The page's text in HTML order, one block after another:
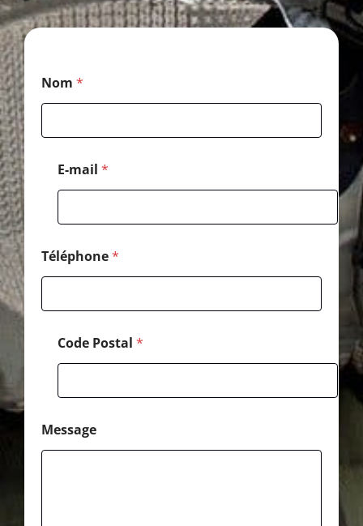
Nom *
E-mail *
Téléphone*
i
e
s
a
g
Code Postal *
Message